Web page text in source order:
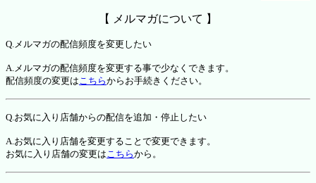
【 メルマガについて 】
Q.メルマガの配信頻度を変更したい
A.メルマガの配信頻度を変更する事で少なくできます。
配信頻度の変更はこちらからお手続きください。
Q.お気に入り店舗からの配信を追加・停止したい
A.お気に入り店舗を変更することで変更できます。
お気に入り店舗の変更はこちらから。